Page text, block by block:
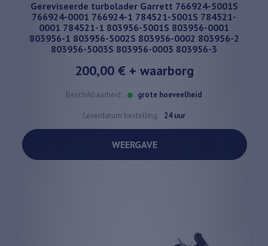
Gereviseerde turbolader Garrett 766924-5001S
766924-0001 766924-1 784521-5001S 784521-
0001 784521-1 803956-5001S 803956-0001
803956-1 803956-5002S 803956-0002 803956-2
803956-5003S 803956-0003 803956-3
200,00 €+ waarborg
Beschikbaarheid: grote hoeveelheid
Leverdatum bestelling: 24 uur
WEERGAVE